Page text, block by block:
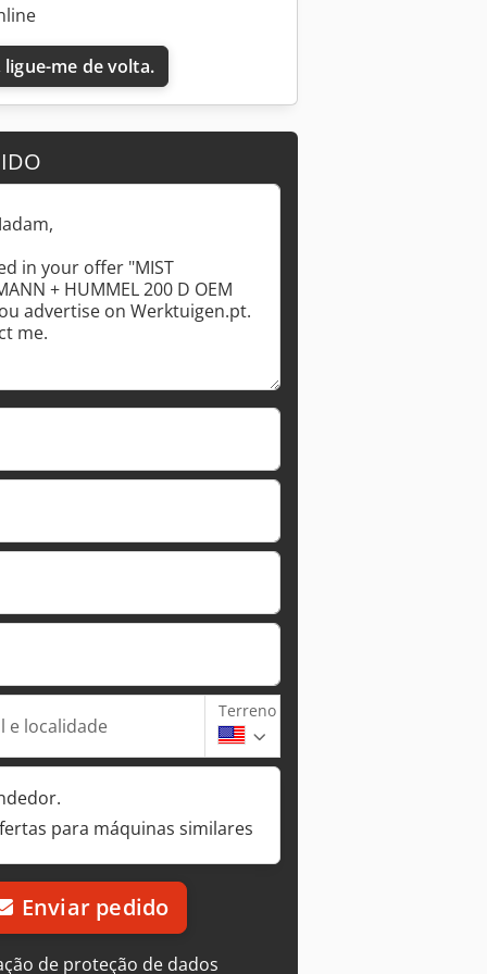
me de volta.
e localidade
Terreno
para máquinas similares
Enviar pedido
de proteção de dados